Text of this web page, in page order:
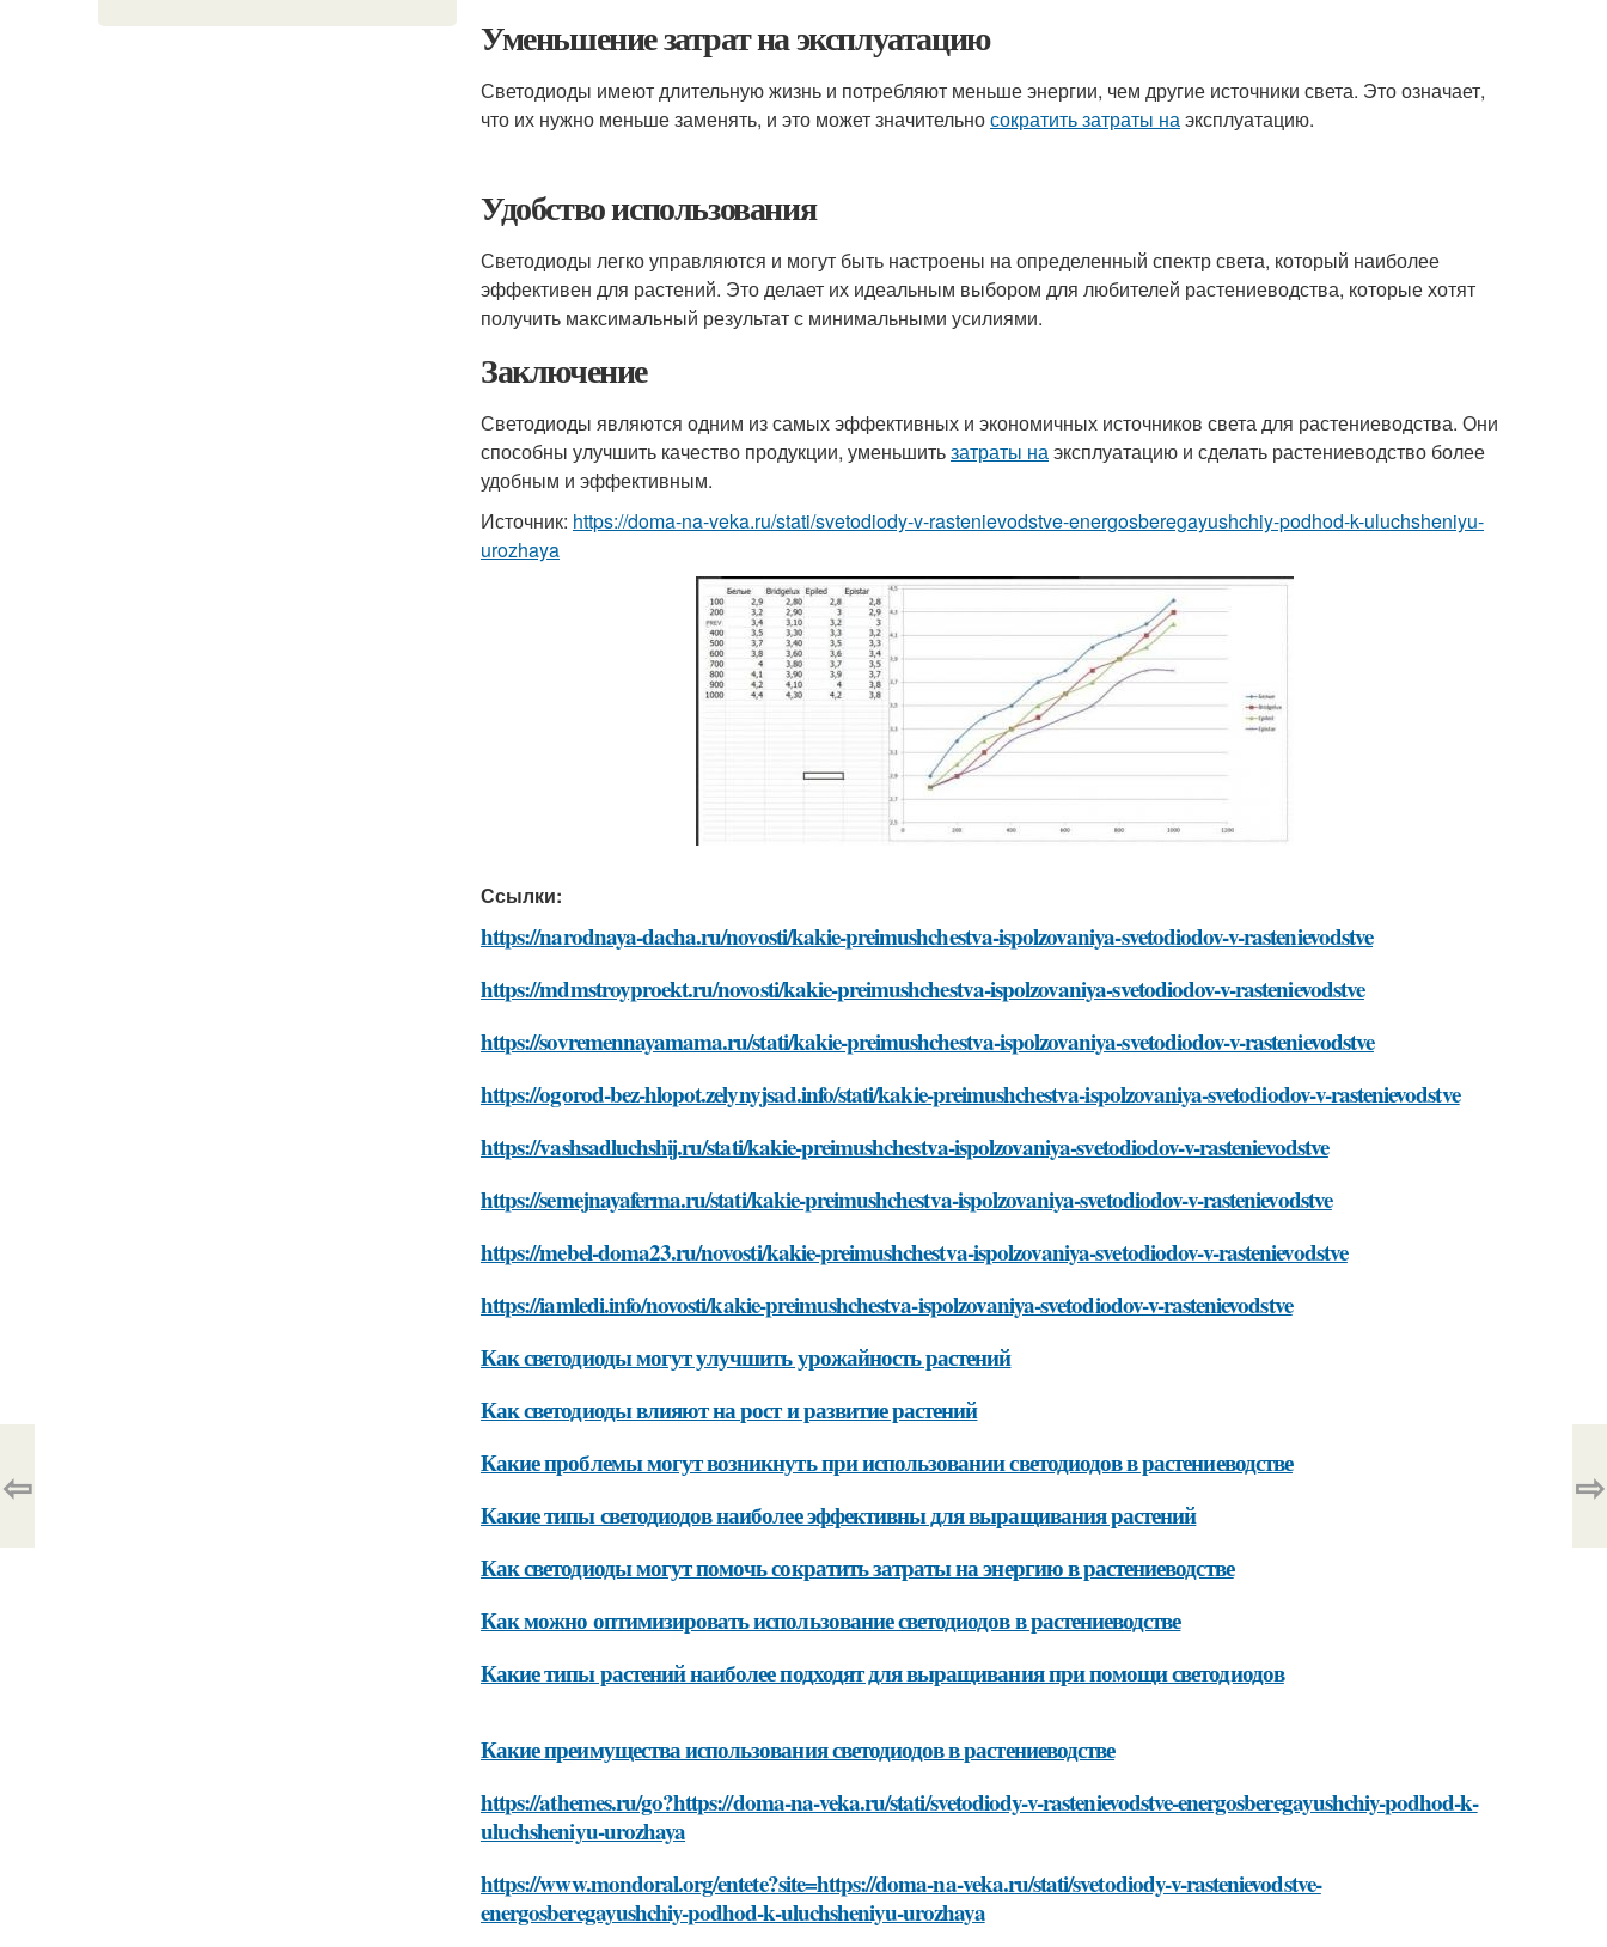
Уменьшение затрат на эксплуатацию
Светодиоды имеют длительную жизнь и потребляют меньше энергии, чем другие источники света. Это означает,
что их нужно меньше заменять, и это может значительносократить затраты наэксплуатацию.
Удобство использования
Светодиоды легко управляются и могут быть настроены на определенный спектр света, который наиболее
эффективен для растений. Это делает их идеальным выбором для любителей растениеводства, которые хотят
получить максимальный результат с минимальными усилиями.
Заключение
Светодиоды являются одним из самых эффективных и экономичных источников света для растениеводства. Они
способны улучшить качество продукции, уменьшитьзатраты наэксплуатацию и сделать растениеводство более
удобным и эффективным.
Источник: https://doma-na-veka.ru/stati/svetodiody-v-rastenievodstve-energosberegayushchiy-podhod-k-uluchsheniyu-
urozhaya
Ссылки:
https://narodnaya-dacha.ru/novosti/kakie-preimushchestva-ispolzovaniya-svetodiodov-v-rastenievodstve
https://mdmstroyproekt.ru/novosti/kakie-preimushchestva-ispolzovaniya-svetodiodov-v-rastenievodstve
https://sovremennayamama.ru/stati/kakie-preimushchestva-ispolzovaniya-svetodiodov-v-rastenievodstve
https://ogorod-bez-hlopot.zelynyjsad.info/stati/kakie-preimushchestva-ispolzovaniya-svetodiodov-v-rastenievodstve
https://vashsadluchshij.ru/stati/kakie-preimushchestva-ispolzovaniya-svetodiodov-v-rastenievodstve
https://semejnayaferma.ru/stati/kakie-preimushchestva-ispolzovaniya-svetodiodov-v-rastenievodstve
https://mebel-doma23.ru/novosti/kakie-preimushchestva-ispolzovaniya-svetodiodov-v-rastenievodstve
https://iamledi.info/novosti/kakie-preimushchestva-ispolzovaniya-svetodiodov-v-rastenievodstve
Как светодиоды могут улучшить урожайность растений
Как светодиоды влияют на рост и развитие растений
Какие проблемы могут возникнуть при использовании светодиодов в растениеводстве
Какие типы светодиодов наиболее эффективны для выращивания растений
Как светодиоды могут помочь сократить затраты на энергию в растениеводстве
Как можно оптимизировать использование светодиодов в растениеводстве
Какие типы растений наиболее подходят для выращивания при помощи светодиодов
Какие преимущества использования светодиодов в растениеводстве
https://athemes.ru/go?https://doma-na-veka.ru/stati/svetodiody-v-rastenievodstve-energosberegayushchiy-podhod-k-
uluchsheniyu-urozhaya
https://www.mondoral.org/entete?site=https://doma-na-veka.ru/stati/svetodiody-v-rastenievodstve-
energosberegayushchiy-podhod-k-uluchsheniyu-urozhaya
⇦ ⇨